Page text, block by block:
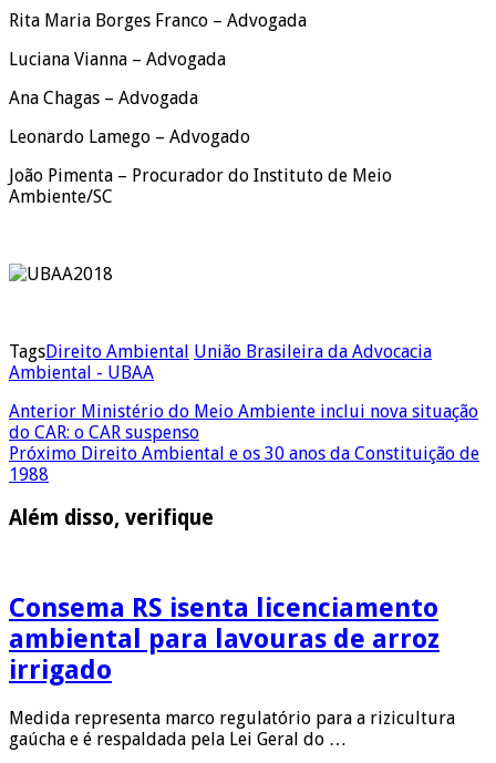
Rita Maria Borges Franco – Advogada
Luciana Vianna – Advogada
Ana Chagas – Advogada
Leonardo Lamego – Advogado
João Pimenta – Procurador do Instituto de Meio
Ambiente/SC
TagsDireito Ambiental União Brasileira da Advocacia
Ambiental - UBAA
Anterior Ministério do Meio Ambiente inclui nova situação
do CAR: o CAR suspenso
Próximo Direito Ambiental e os 30 anos da Constituição de
1988
Além disso, verifique
Consema RS isenta licenciamento
ambiental para lavouras de arroz
irrigado
Medida representa marco regulatório para a rizicultura
gaúcha e é respaldada pela Lei Geral do …